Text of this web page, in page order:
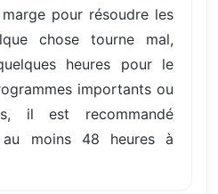
pour résoudre les
chose tourne mal,
heures pour le
importants ou
il est recommandé
moins 48 heures à